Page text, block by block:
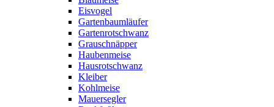
Eisvogel
Gartenbaumläufer
Gartenrotschwanz
Grauschnäpper
Haubenmeise
Hausrotschwanz
Kleiber
Kohlmeise
Mauersegler